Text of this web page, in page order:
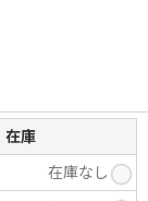
在庫
在庫なし